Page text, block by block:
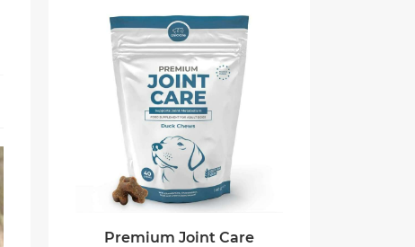
Premium Joint Care